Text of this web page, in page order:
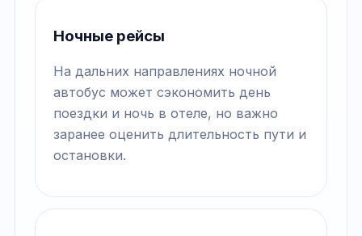
Ночные рейсы
На дальних направлениях ночной
автобус может сэкономить день
поездки и ночь в отеле, но важно
заранее оценить длительность пути и
остановки.